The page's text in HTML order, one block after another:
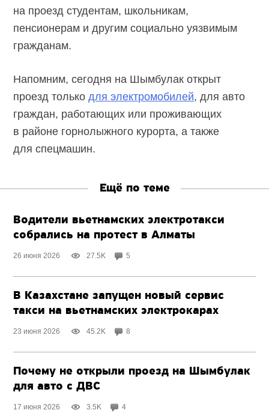
на проезд студентам, школьникам,
пенсионерам и другим социально уязвимым
гражданам.
Напомним, сегодня на Шымбулак открыт
проезд толькодля электромобилей, для авто
граждан, работающих или проживающих
в районе горнолыжного курорта, а также
для спецмашин.
Ещё по теме
Водители вьетнамских электротакси
собрались на протест в Алматы
26 июня 2026 27.5K 5
В Казахстане запущен новый сервис
такси на вьетнамских электрокарах
23 июня 2026 45.2K 8
Почему не открыли проезд на Шымбулак
для авто с ДВС
17 июня 2026 3.5K 4